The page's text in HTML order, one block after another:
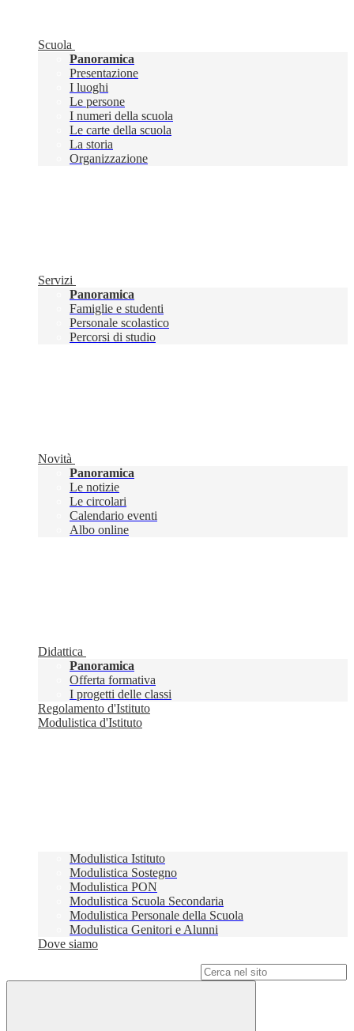
Scuola
Panoramica
Presentazione
I luoghi
Le persone
I numeri della scuola
Le carte della scuola
La storia
Organizzazione
Servizi
Panoramica
Famiglie e studenti
Personale scolastico
Percorsi di studio
Novità
Panoramica
Le notizie
Le circolari
Calendario eventi
Albo online
Didattica
Panoramica
Offerta formativa
I progetti delle classi
Regolamento d'Istituto
Modulistica d'Istituto
Modulistica Istituto
Modulistica Sostegno
Modulistica PON
Modulistica Scuola Secondaria
Modulistica Personale della Scuola
Modulistica Genitori e Alunni
Dove siamo